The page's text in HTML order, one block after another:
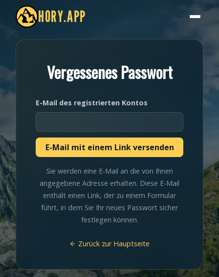
HORY.APP
Vergessenes Passwort
E-Mail des registrierten Kontos
Sie werden eine E-Mail an die von Ihnen
angegebene Adresse erhalten. Diese E-Mail
enthält einen Link, der zu einem Formular
führt, in dem Sie Ihr neues Passwort sicher
festlegen können.
Zurück zur Hauptseite